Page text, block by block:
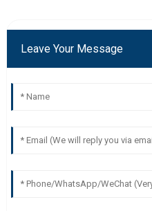
Leave Your Message